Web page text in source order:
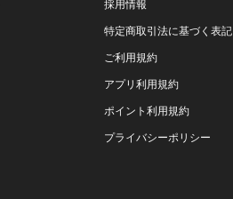
採用情報
特定商取引法に基づく表記
ご利用規約
アプリ利用規約
ポイント利用規約
プライバシーポリシー